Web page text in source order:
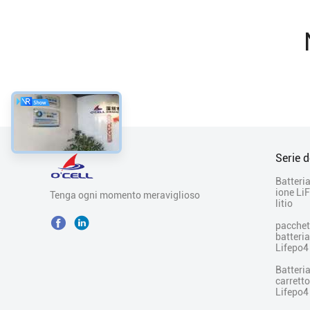
Tenga ogni momento meraviglioso
Serie
ione
litio
Lifepo4
Lifepo4